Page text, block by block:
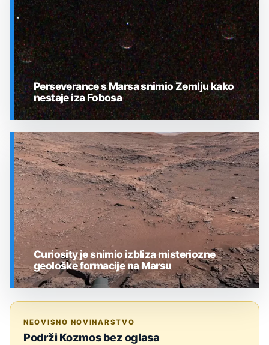
SVEMIR
Perseverance s Marsa snimio Zemlju kako
nestaje iza Fobosa
Curiosity je snimio izbliza misteriozne
geološke formacije na Marsu
NEOVISNO NOVINARSTVO
Podrži Kozmos bez oglasa